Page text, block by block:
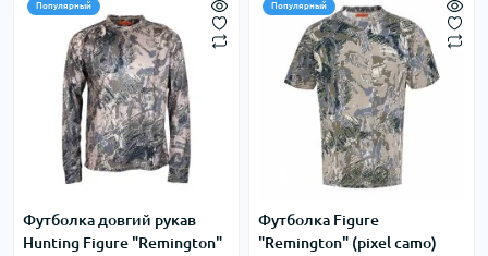
Популярный
Футболка довгий рукав
Hunting Figure "Remington"
Популярный
Футболка Figure
"Remington" (pixel camo)